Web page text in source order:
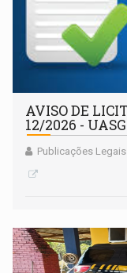
AVISO DE
12/2026 -
Publicações Legais